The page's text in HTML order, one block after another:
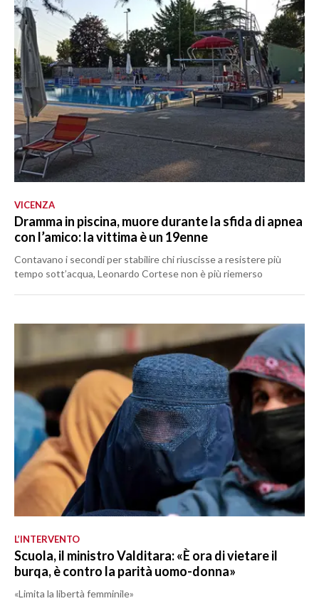
VICENZA
Dramma in piscina, muore durante la sfida di apnea
con l’amico: la vittima è un 19enne
Contavano i secondi per stabilire chi riuscisse a resistere più
tempo sott’acqua, Leonardo Cortese non è più riemerso
L’INTERVENTO
Scuola, il ministro Valditara: «È ora di vietare il
burqa, è contro la parità uomo-donna»
«Limita la libertà femminile»